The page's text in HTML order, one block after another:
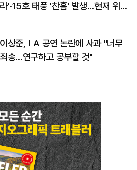
라'·15호 태풍 '찬홈' 발생…현재 위
이상준, LA 공연 논란에 사과 "너무
죄송…연구하고 공부할 것"